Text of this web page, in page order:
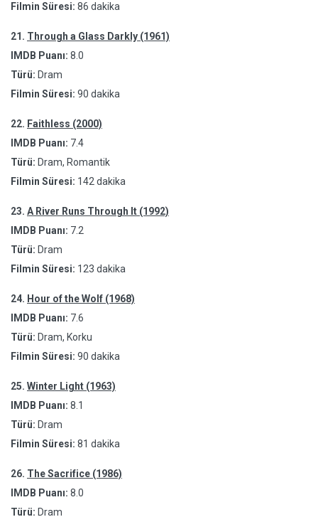
Filmin Süresi: 86 dakika
21. Through a Glass Darkly (1961)
IMDB Puanı: 8.0
Türü: Dram
Filmin Süresi: 90 dakika
22. Faithless (2000)
IMDB Puanı: 7.4
Türü: Dram, Romantik
Filmin Süresi: 142 dakika
23. A River Runs Through It (1992)
IMDB Puanı: 7.2
Türü: Dram
Filmin Süresi: 123 dakika
24. Hour of the Wolf (1968)
IMDB Puanı: 7.6
Türü: Dram, Korku
Filmin Süresi: 90 dakika
25. Winter Light (1963)
IMDB Puanı: 8.1
Türü: Dram
Filmin Süresi: 81 dakika
26. The Sacrifice (1986)
IMDB Puanı: 8.0
Türü: Dram